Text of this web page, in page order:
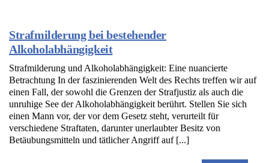
Strafmilderung bei bestehender
Alkoholabhängigkeit
Strafmilderung und Alkoholabhängigkeit: Eine nuancierte
Betrachtung In der faszinierenden Welt des Rechts treffen wir auf
einen Fall, der sowohl die Grenzen der Strafjustiz als auch die
unruhige See der Alkoholabhängigkeit berührt. Stellen Sie sich
einen Mann vor, der vor dem Gesetz steht, verurteilt für
verschiedene Straftaten, darunter unerlaubter Besitz von
Betäubungsmitteln und tätlicher Angriff auf [...]